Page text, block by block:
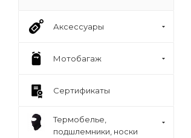
Аксессуары
Мотобагаж
Сертификаты
Термобелье,
подшлемники, носки